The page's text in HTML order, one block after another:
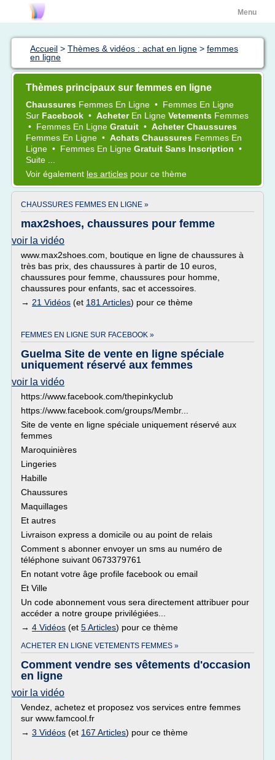
Menu
Accueil > Thèmes & vidéos : achat en ligne > femmes
en ligne
Thèmes principaux sur femmes en ligne
Chaussures Femmes En Ligne • Femmes En Ligne
Sur Facebook • Acheter En Ligne Vetements Femmes
• Femmes En Ligne Gratuit • Acheter Chaussures
Femmes En Ligne • Achats Chaussures Femmes En
Ligne • Femmes En Ligne Gratuit Sans Inscription •
Suite ...
Voir également les articles pour ce thème
CHAUSSURES FEMMES EN LIGNE »
max2shoes, chaussures pour femme
voir la vidéo
www.max2shoes.com, boutique en ligne de chaussures à
très bas prix, des chaussures à partir de 10 euros,
chaussures pour femme, chaussures pour homme,
chaussures pour enfants, sac et accessoires.
→ 21 Vidéos (et 181 Articles) pour ce thème
FEMMES EN LIGNE SUR FACEBOOK »
Guelma Site de vente en ligne spéciale
uniquement réservé aux femmes
voir la vidéo
https://www.facebook.com/thepinkyclub
https://www.facebook.com/groups/Membr...
Site de vente en ligne spéciale uniquement réservé aux
femmes
Maroquinières
Lingeries
Habille
Chaussures
Maquillages
Et autres
Livraison express a domicile ou au point de relais
Comment s abonner envoyer un sms au numéro de
téléphone suivant 0673379761
En notant votre âge profile facebook ou email
Et Ville
Un code abonnement vous sera directement attribuer pour
accéder a notre groupe privilégiées...
→ 4 Vidéos (et 5 Articles) pour ce thème
ACHETER EN LIGNE VETEMENTS FEMMES »
Comment vendre ses vêtements d'occasion
en ligne
voir la vidéo
Vendez, achetez et proposez vos services entre femmes
sur www.famcool.fr
→ 3 Vidéos (et 167 Articles) pour ce thème